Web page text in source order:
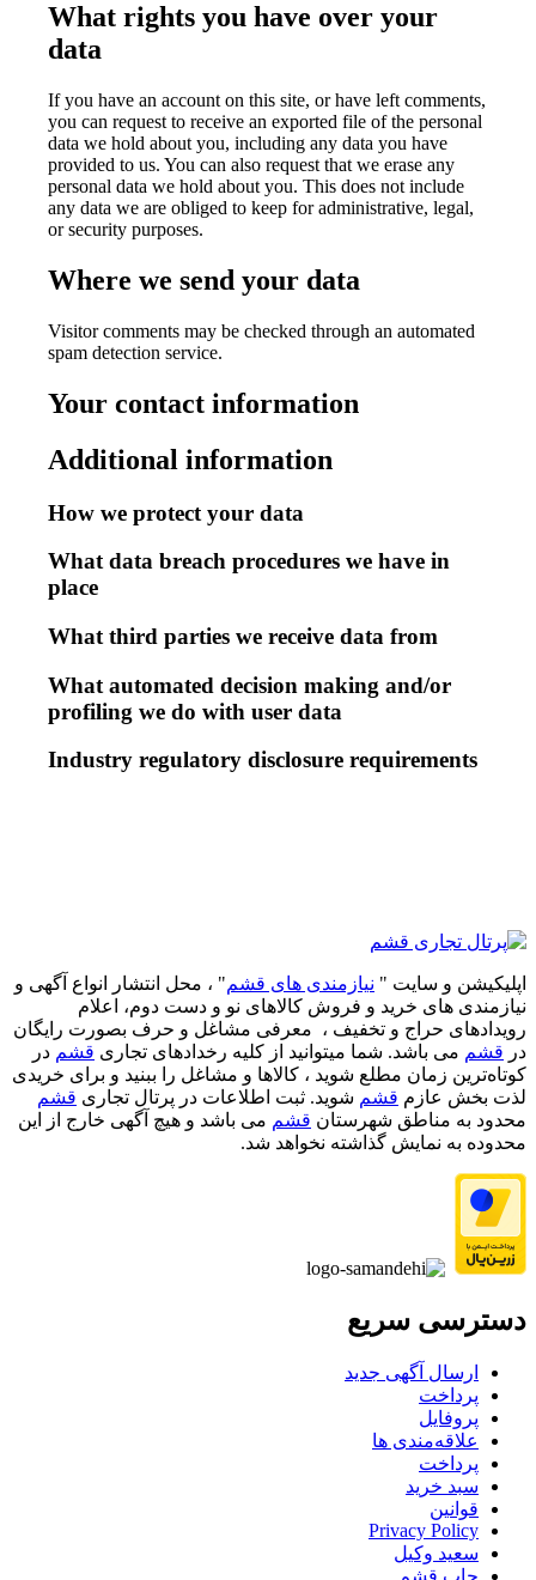
What rights you have over your
data
If you have an account on this site, or have left comments,
you can request to receive an exported file of the personal
data we hold about you, including any data you have
provided to us. You can also request that we erase any
personal data we hold about you. This does not include
any data we are obliged to keep for administrative, legal,
or security purposes.
Where we send your data
Visitor comments may be checked through an automated
spam detection service.
Your contact information
Additional information
How we protect your data
What data breach procedures we have in
place
What third parties we receive data from
What automated decision making and/or
profiling we do with user data
Industry regulatory disclosure requirements
اپلیکیشن و سایت " نیازمندی های قشم" ، محل انتشار انواع آگهی و
نیازمندی های خرید و فروش کالاهای نو و دست‌ دوم، اعلام
رویدادهای حراج و تخفیف ، معرفی مشاغل و حرف بصورت رایگان
در قشم می باشد. شما میتوانید از کلیه رخدادهای تجاری قشم در
کوتاه‌ترین زمان مطلع شوید ، کالاها و مشاغل را ببنید و برای خریدی
لذت بخش عازم قشم شوید. ثبت اطلاعات در پرتال تجاری قشم
محدود به مناطق شهرستان قشم می باشد و هیچ آگهی خارج از این
محدوده به نمایش گذاشته نخواهد شد.
دسترسی سریع
ارسال آگهی جدید
پرداخت
پروفایل
علاقه‌مندی ها
پرداخت
سبد خرید
قوانین
Privacy Policy
سعید وکیل
چاپ قشم